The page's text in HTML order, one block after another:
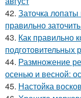
42. Заточка лопаты
правильно
43. Как правильно
подготовительных
44. Размножение
осенью и весной:
45. Настойка